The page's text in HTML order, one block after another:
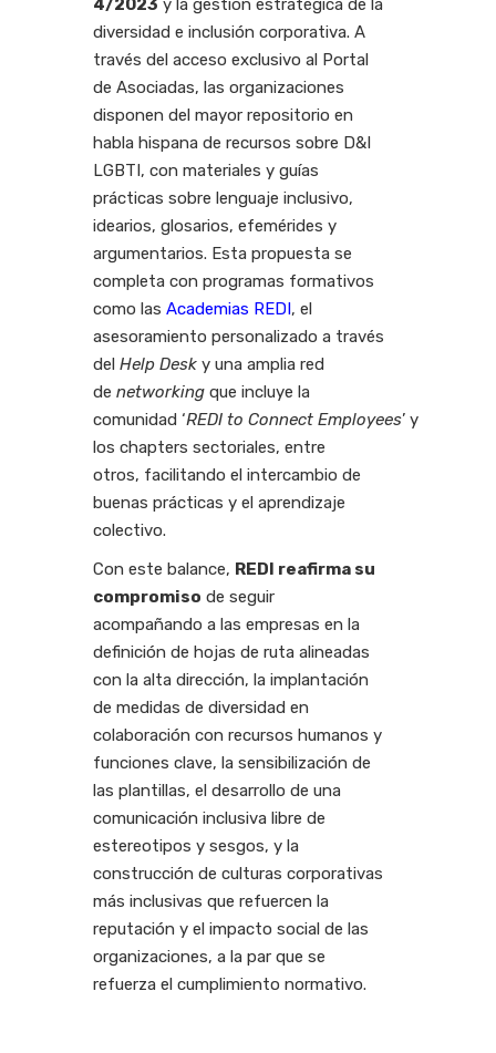
4/2023 y la gestión estratégica de la
diversidad e inclusión corporativa. A
través del acceso exclusivo al Portal
de Asociadas, las organizaciones
disponen del mayor repositorio en
habla hispana de recursos sobre D&I
LGBTI, con materiales y guías
prácticas sobre lenguaje inclusivo,
idearios, glosarios, efemérides y
argumentarios. Esta propuesta se
completa con programas formativos
como las Academias REDI, el
asesoramiento personalizado a través
del Help Desk y una amplia red
de networking que incluye la
comunidad ‘REDI to Connect Employees’ y
los chapters sectoriales, entre
otros, facilitando el intercambio de
buenas prácticas y el aprendizaje
colectivo.
Con este balance, REDI reafirma su
compromiso de seguir
acompañando a las empresas en la
definición de hojas de ruta alineadas
con la alta dirección, la implantación
de medidas de diversidad en
colaboración con recursos humanos y
funciones clave, la sensibilización de
las plantillas, el desarrollo de una
comunicación inclusiva libre de
estereotipos y sesgos, y la
construcción de culturas corporativas
más inclusivas que refuercen la
reputación y el impacto social de las
organizaciones, a la par que se
refuerza el cumplimiento normativo.